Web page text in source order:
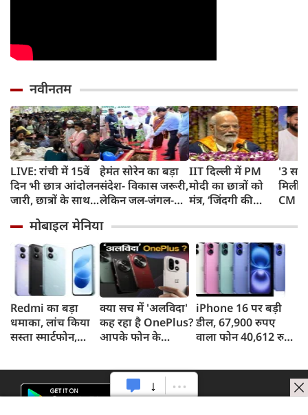
नवीनतम
LIVE: रांची में 15वें
दिन भी छात्र आंदोलन
जारी, छात्रों के साथ
हेमंत सोरेन का बड़ा
संदेश- विकास जरूरी,
लेकिन जल-जंगल-
नहीं
IIT दिल्ली में PM
मोदी का छात्रों को
मंत्र, ‘जिंदगी की
ऑफ सिलेबस’,
चुनौतियों से मत
घबराना
'3
CM
हूं काम
मोबाइल मेनिया
Redmi का बड़ा
धमाका, लांच किया
सस्ता स्मार्टफोन,
क्या सच में 'अलविदा'
कह रहा है OnePlus?
आपके फोन के
iPhone 16 पर बड़ी
डील, 67,900 रुपए
वाला फोन 40,612 रुपए